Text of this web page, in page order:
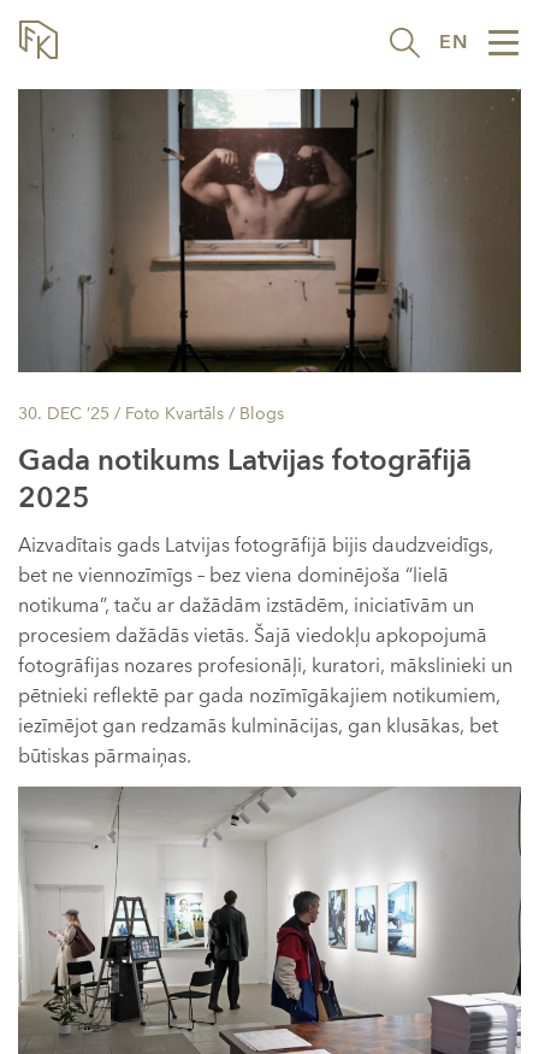
EN
30. DEC ’25 / Foto Kvartāls / Blogs
Gada notikums Latvijas fotogrāfijā
2025
Aizvadītais gads Latvijas fotogrāfijā bijis daudzveidīgs,
bet ne viennozīmīgs – bez viena dominējoša “lielā
notikuma”, taču ar dažādām izstādēm, iniciatīvām un
procesiem dažādās vietās. Šajā viedokļu apkopojumā
fotogrāfijas nozares profesionāļi, kuratori, mākslinieki un
pētnieki reflektē par gada nozīmīgākajiem notikumiem,
iezīmējot gan redzamās kulminācijas, gan klusākas, bet
būtiskas pārmaiņas.